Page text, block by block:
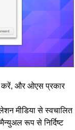
करें, और ओएस प्रकार
मीडिया से स्वचालित
रूप से निर्दिष्ट